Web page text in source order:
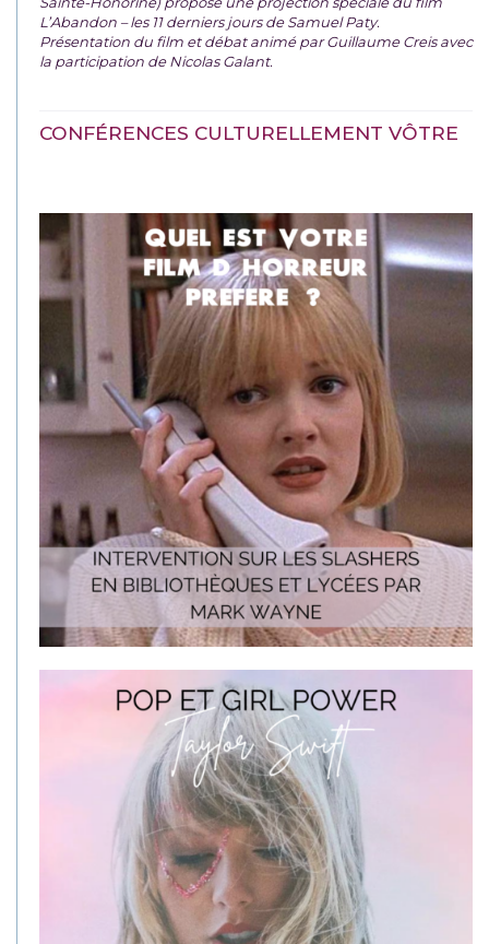
L’Abandon – les 11 derniers jours de Samuel Paty.
Présentation du film et débat animé par Guillaume Creis avec
la participation de Nicolas Galant.
CONFÉRENCES CULTURELLEMENT VÔTRE